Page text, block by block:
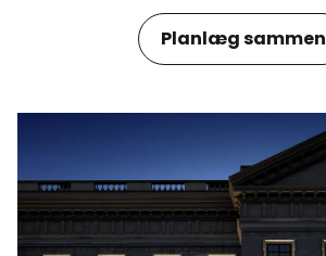
Planlæg sammen